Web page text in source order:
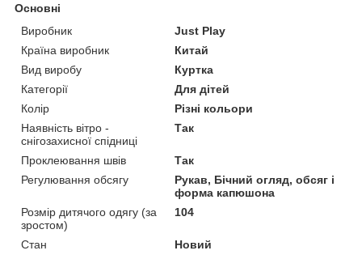
Основні
Виробник
Just Play
Країна виробник
Китай
Вид виробу
Куртка
Категорії
Для дітей
Колір
Різні кольори
Наявність вітро -
снігозахисної спідниці
Так
Проклеювання швів
Так
Регулювання обсягу
Рукав, Бічний огляд, обсяг і
форма капюшона
Розмір дитячого одягу (за
зростом)
104
Стан
Новий